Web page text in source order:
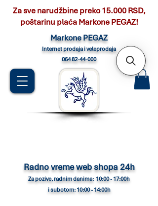
Markone PEGAZ
Internet prodaja i veleprodaja
064 82-44-000
Radno vreme web shopa 24h
Za pozive, radnim danima: 10:00 - 17:00h
i subotom: 10:00 - 14:00h
Za sve narudžbine preko 15.000 RSD,
poštarinu plaća Markone PEGAZ!